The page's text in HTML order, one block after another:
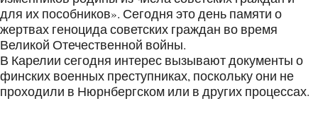
для их пособников». Сегодня это день памяти о
жертвах геноцида советских граждан во время
Великой Отечественной войны.
В Карелии сегодня интерес вызывают документы о
финских военных преступниках, поскольку они не
проходили в Нюрнбергском или в других процессах.